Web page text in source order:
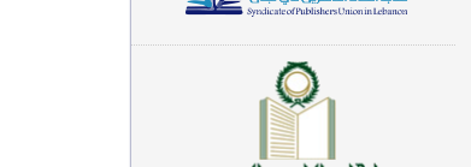
معاجم لغوية (89)
سيرة نبوية وتصوف (81)